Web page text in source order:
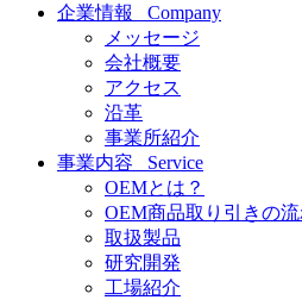
企業情報 Company
メッセージ
会社概要
アクセス
沿革
事業所紹介
事業内容 Service
OEMとは？
OEM商品取り引きの
取扱製品
研究開発
工場紹介